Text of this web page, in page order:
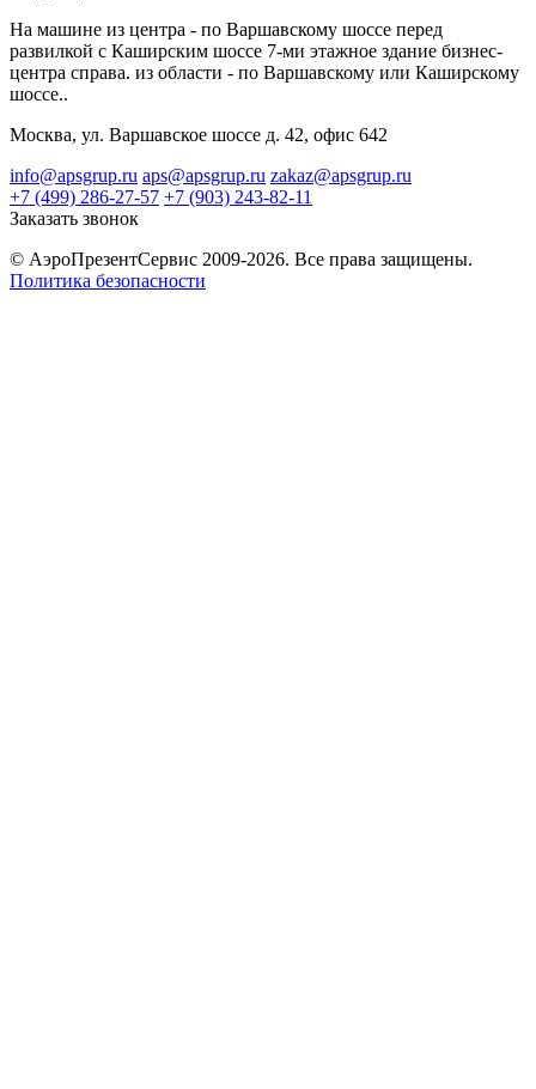
На машине из центра - по Варшавскому шоссе перед
развилкой с Каширским шоссе 7-ми этажное здание бизнес-
центра справа. из области - по Варшавскому или Каширскому
шоссе..
Москва, ул. Варшавское шоссе д. 42, офис 642
info@apsgrup.ru aps@apsgrup.ru zakaz@apsgrup.ru
+7 (499) 286-27-57 +7 (903) 243-82-11
Заказать звонок
© АэроПрезентСервис 2009-2026. Все права защищены.
Политика безопасности